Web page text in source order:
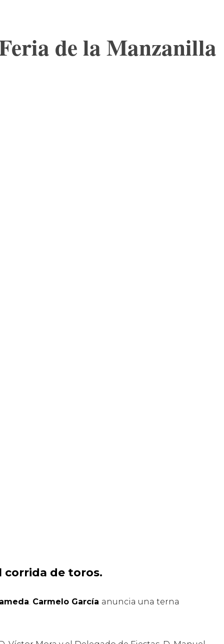
de la Manzanilla
corrida de toros.
. Carmelo García anuncia una terna